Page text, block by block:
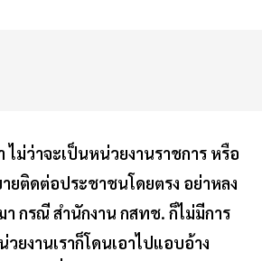
ไม่ว่าจะเป็นหน่วยงานราชการ หรือ
ยติดต่อประชาชนโดยตรง อย่าหลง
กรณี สำนักงาน กสทช. ก็ไม่มีการ
ยงานเราก็โดนเอาไปแอบอ้าง